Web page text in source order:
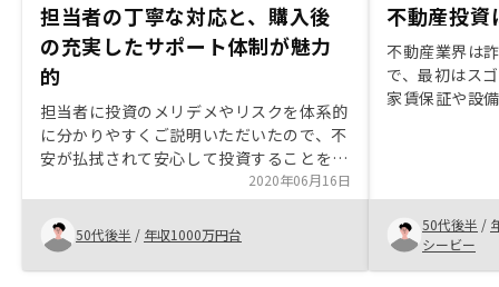
担当者の丁寧な対応と、購入後
の充実したサポート体制が魅力
的
担当者に投資のメリデメやリスクを体系的
に分かりやすくご説明いただいたので、不
安が払拭されて安心して投資することを決
断できました。また、リモートでの購入手
続きや家賃保証だけでなく、設備の修繕ま
で手配いただける等、至れり尽くせりのサ
ービスで、手間がかからないことも大変魅
力的です。難しい要望とは思いますが、出
2020年06月16日
50代後半 / 年収1000万円台
不動産投資
不動産業界は
で、最初はス
家賃保証や設
持ち的には不
う満足感が得
50代後半 /
シービー